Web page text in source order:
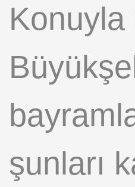
Konuyla
şunları